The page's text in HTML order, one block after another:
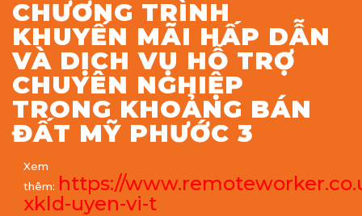
CHƯƠNG TRÌNH
KHUYẾN MÃI HẤP DẪN
VÀ DỊCH VỤ HỖ TRỢ
CHUYÊN NGHIỆP
TRONG KHOẢNG BÁN
ĐẤT MỸ PHƯỚC 3
Xem
thêm: https://
xkld-uyen-vi-t